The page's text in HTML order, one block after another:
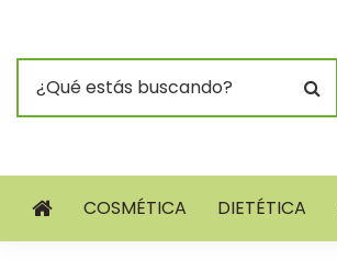
COSMÉTICA DIETÉTICA